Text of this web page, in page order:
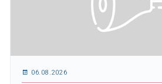
06.08.2026